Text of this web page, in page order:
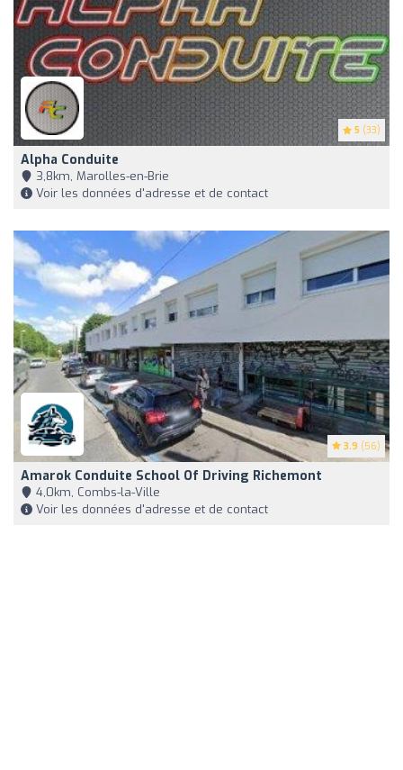
5 (33)
Alpha Conduite
3,8km, Marolles-en-Brie
Voir les données d'adresse et de contact
3.9 (56)
Amarok Conduite School Of Driving Richemont
4,0km, Combs-la-Ville
Voir les données d'adresse et de contact